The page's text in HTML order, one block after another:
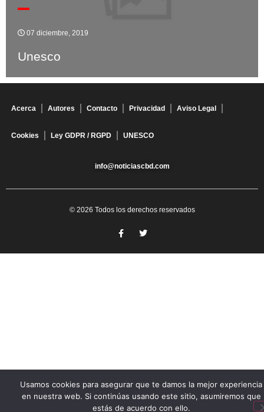
07 diciembre, 2019
Unesco
Acerca Autores Contacto Privacidad Aviso Legal
Cookies Ley GDPR / RGPD UNESCO
info@noticiascbd.com
© 2026 Todos los derechos reservados
Usamos cookies para asegurar que te damos la mejor experiencia
en nuestra web. Si continúas usando este sitio, asumiremos que
estás de acuerdo con ello.